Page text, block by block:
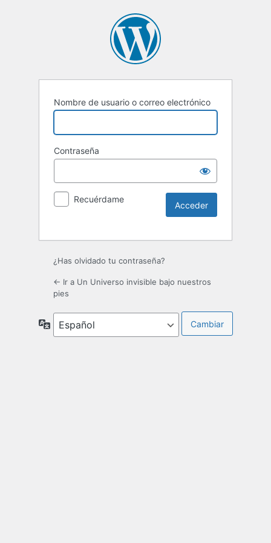
Nombre de usuario o correo electrónico
Contraseña
Recuérdame
¿Has olvidado tu contraseña?
← Ir a Un Universo invisible bajo nuestros
pies
Idioma